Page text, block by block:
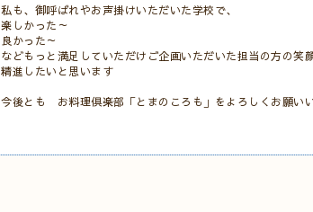
私も、御呼ばれやお声掛けいただいた学校で、
楽しかった～
良かった～
などもっと満足していただけご企画いただいた担当の方の笑
精進したいと思います
今後とも お料理倶楽部「とまのころも」をよろしくお願い